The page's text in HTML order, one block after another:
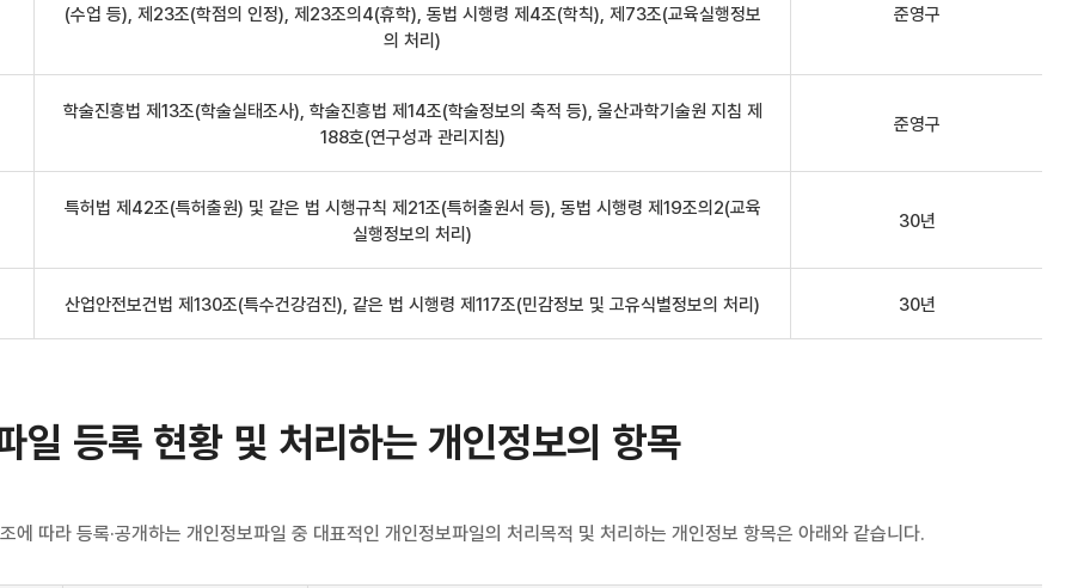
(수업 등), 제23조(학점의 인정), 제23조의4(휴학), 동법 시행령 제4조(학칙), 제73조(교육실행정보
의 처리)
준영구
학술진흥법 제13조(학술실태조사), 학술진흥법 제14조(학술정보의 축적 등), 울산과학기술원 지침 제
188호(연구성과 관리지침)
준영구
특허법 제42조(특허출원) 및 같은 법 시행규칙 제21조(특허출원서 등), 동법 시행령 제19조의2(교육
실행정보의 처리)
30년
산업안전보건법 제130조(특수건강검진), 같은 법 시행령 제117조(민감정보 및 고유식별정보의 처리) 30년
일 등록 현황 및 처리하는 개인정보의 항목
조에 따라 등록·공개하는 개인정보파일 중 대표적인 개인정보파일의 처리목적 및 처리하는 개인정보 항목은 아래와 같습니다.